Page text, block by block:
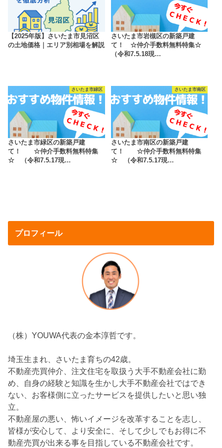
【2025年版】さいたま市見沼区
の土地価格｜エリア別相場を解説
さいたま市岩槻区の新築戸建
て！ ☆仲介手数料無料特集☆
（令和7.5.18現…
さいたま市緑区
さいたま市緑区の新築戸建
て！ ☆仲介手数料無料特集
☆ （令和7.5.17現…
さいたま市南区
さいたま市南区の新築戸建
て！ ☆仲介手数料無料特集
☆ （令和7.5.17現…
プロフィール
（株）YOUWA代表の金本淳哲です。
埼玉生まれ、さいたま育ちの42歳。
不動産売買仲介、注文住宅を取扱う大手不動産会社に勤
め、自身の経験と知識を生かし大手不動産会社ではでき
ない、お客様側に立ったサービスを提供したいと思い独
立。
不動産屋の悪い、怖いイメージを改革することを志し、
皆様が安心して、より安全に、そして少しでもお得に不
動産売買が出来る事を目指している不動産会社です。